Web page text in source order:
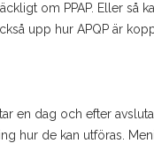
om PPAP. Eller så
upp hur APQP är
en dag och efter
hur de kan utföras.